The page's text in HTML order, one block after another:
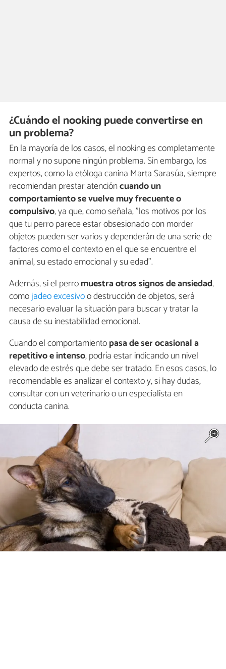
¿Cuándo el nooking puede convertirse en
un problema?
En la mayoría de los casos, el nooking es completamente
normal y no supone ningún problema. Sin embargo, los
expertos, como la etóloga canina Marta Sarasúa, siempre
recomiendan prestar atencióncuando un
comportamiento se vuelve muy frecuente o
compulsivo, ya que, como señala, "los motivos por los
que tu perro parece estar obsesionado con morder
objetos pueden ser varios y dependerán de una serie de
factores como el contexto en el que se encuentre el
animal, su estado emocional y su edad".
Además, si el perromuestra otros signos de ansiedad,
comojadeo excesivoo destrucción de objetos, será
necesario evaluar la situación para buscar y tratar la
causa de su inestabilidad emocional.
Cuando el comportamientopasa de ser ocasional a
repetitivo e intenso, podría estar indicando un nivel
elevado de estrés que debe ser tratado. En esos casos, lo
recomendable es analizar el contexto y, si hay dudas,
consultar con un veterinario o un especialista en
conducta canina.